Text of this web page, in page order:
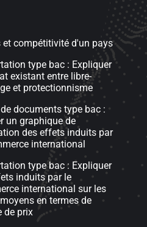
et compétitivité d'un pays
type bac : Expliquer
existant entre libre-
et protectionnisme
documents type bac :
un graphique de
des effets induits par
international
type bac : Expliquer
induits par le
international sur les
en termes de
de prix